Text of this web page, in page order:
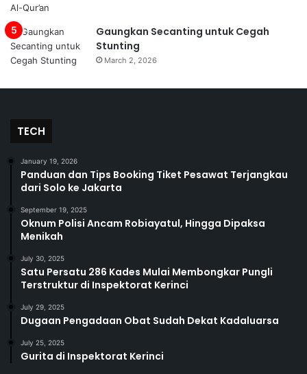
Gaungkan Secanting untuk Cegah
Stunting
March 2, 2026
TECH
January 19, 2026
Panduan dan Tips Booking Tiket Pesawat Terjangkau
dari Solo ke Jakarta
September 19, 2025
Oknum Polisi Ancam Robiayatul, Hingga Dipaksa
Menikah
July 30, 2025
Satu Persatu 286 Kades Mulai Membongkar Pungli
Terstruktur di Inspektorat Kerinci
July 29, 2025
Dugaan Pengadaan Obat Sudah Dekat Kadaluarsa
July 25, 2025
Gurita di Inspektorat Kerinci